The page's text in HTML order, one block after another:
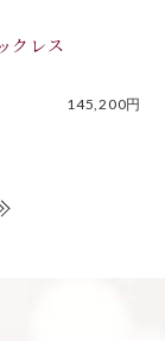
クレス
145,200円